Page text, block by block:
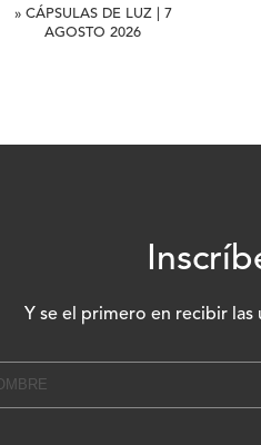
» CÁPSULAS DE LUZ | 7
AGOSTO 2026
Y se el primero en recibir